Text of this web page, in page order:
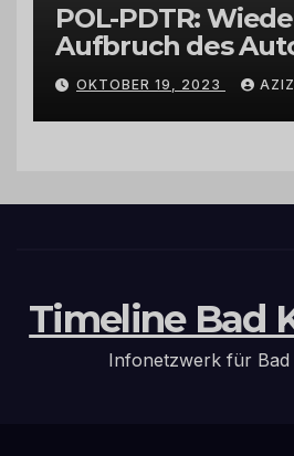
POL-PDTR:
Aufbruch des
Hermeskeil am
OKTOBER 19, 2023 AZIZ
Timeline Bad
Infonetzwerk für